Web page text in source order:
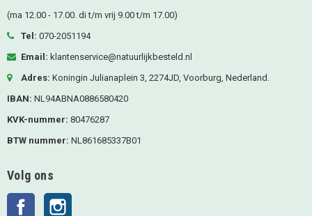
(ma 12.00 - 17.00. di t/m vrij 9.00 t/m 17.00)
Tel: 070-2051194
Email: klantenservice@natuurlijkbesteld.nl
Adres: Koningin Julianaplein 3, 2274JD, Voorburg, Nederland.
IBAN: NL94ABNA0886580420
KVK-nummer: 80476287
BTW nummer: NL861685337B01
Volg ons
Facebook